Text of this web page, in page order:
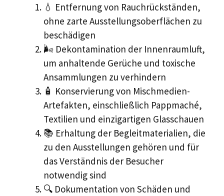
💧 Entfernung von Rauchrückständen,
ohne zarte Ausstellungsoberflächen zu
beschädigen
🌬️ Dekontamination der Innenraumluft,
um anhaltende Gerüche und toxische
Ansammlungen zu verhindern
🧴 Konservierung von Mischmedien-
Artefakten, einschließlich Pappmaché,
Textilien und einzigartigen Glasschauen
📚 Erhaltung der Begleitmaterialien, die
zu den Ausstellungen gehören und für
das Verständnis der Besucher
notwendig sind
🔍 Dokumentation von Schäden und